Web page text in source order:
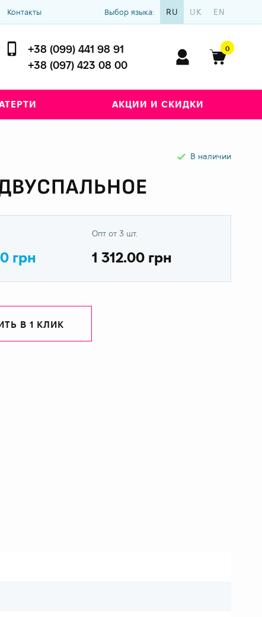
Контакты Выбор языка: RU UK EN
+38 (099) 441 98 91
+38 (097) 423 08 00
0
АКЦИИ И СКИДКИ
В наличии
грн
Опт от 3 шт.
1 312.00 грн
В 1 КЛИК